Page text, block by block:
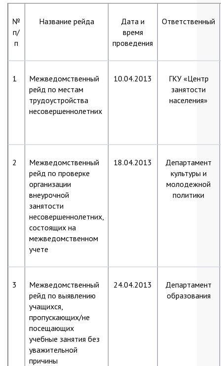
№
п/
п
Название рейда
Дата и
время
проведения
Ответственный
1
Межведомственный
рейд по местам
трудоустройства
несовершеннолетних
10.04.2013
ГКУ «Центр
занятости
населения»
2
Межведомственный
рейд по проверке
организации
внеурочной
занятости
несовершеннолетних,
состоящих на
межведомственном
учете
18.04.2013
Департамент
культуры и
молодежной
политики
3
Межведомственный
рейд по выявлению
учащихся,
пропускающих/не
посещающих
учебные занятия без
уважительной
причины
24.04.2013
Департамент
образования